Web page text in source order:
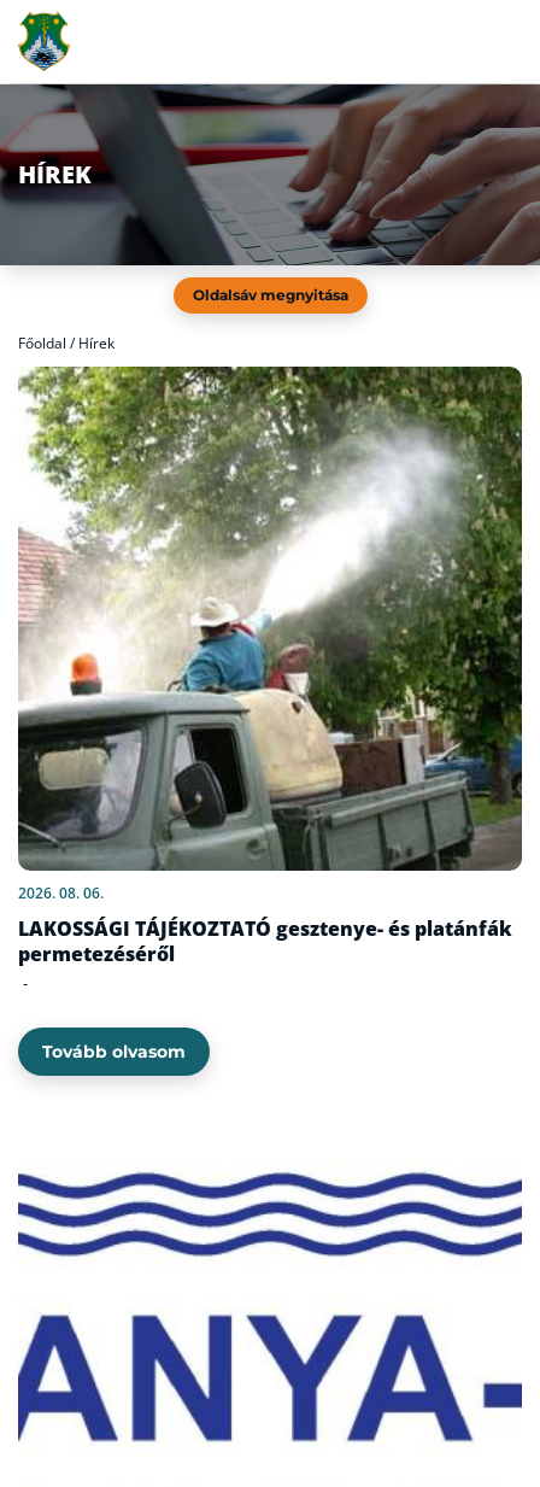
HÍREK
Oldalsáv megnyitása
Főoldal / Hírek
2026. 08. 06.
LAKOSSÁGI TÁJÉKOZTATÓ gesztenye- és platánfák
permetezéséről
-
Tovább olvasom